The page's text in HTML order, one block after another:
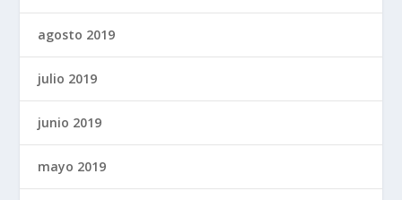
agosto 2019
julio 2019
junio 2019
mayo 2019